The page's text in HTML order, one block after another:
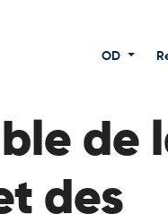
OD
de
des